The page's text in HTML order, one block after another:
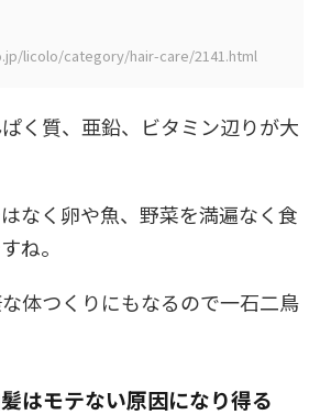
licolo/category/hair-care/2141.html
く質、亜鉛、ビタミン辺りが大
なく卵や魚、野菜を満遍なく食
ね。
体つくりにもなるので一石二鳥
髪はモテない原因になり得る